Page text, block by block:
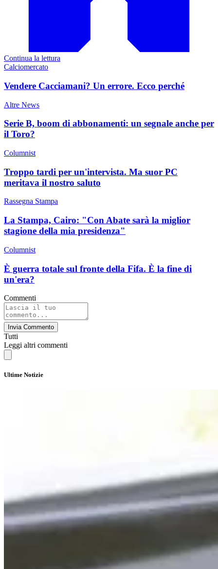
Continua la lettura
Calciomercato
Vendere Cacciamani? Un errore. Ecco perché
Altre News
Serie B, boom di abbonamenti: un segnale anche per
il Toro?
Columnist
Troppo tardi per un'intervista. Ma suor PC
meritava il nostro saluto
Rassegna Stampa
La Stampa, Cairo: "Con Abate sarà la miglior
stagione della mia presidenza"
Columnist
È guerra totale sul fronte della Fifa. È la fine di
un'era?
Commenti
Invia Commento
Tutti
Leggi altri commenti
Ultime Notizie